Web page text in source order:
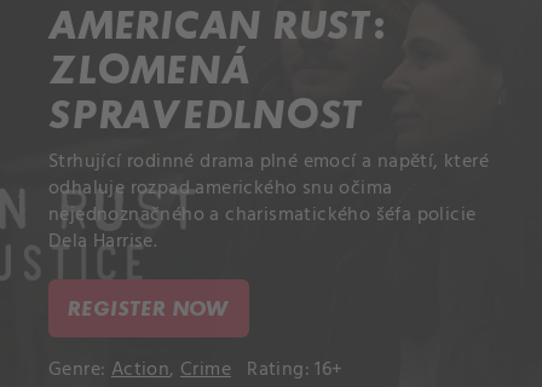
AMERICAN RUST:
ZLOMENÁ
SPRAVEDLNOST
Strhující rodinné drama plné emocí a napětí, které
odhaluje rozpad amerického snu očima
nejednoznačného a charismatického šéfa policie
Dela Harrise.
REGISTER NOW
Genre: Action,Crime Rating: 16+